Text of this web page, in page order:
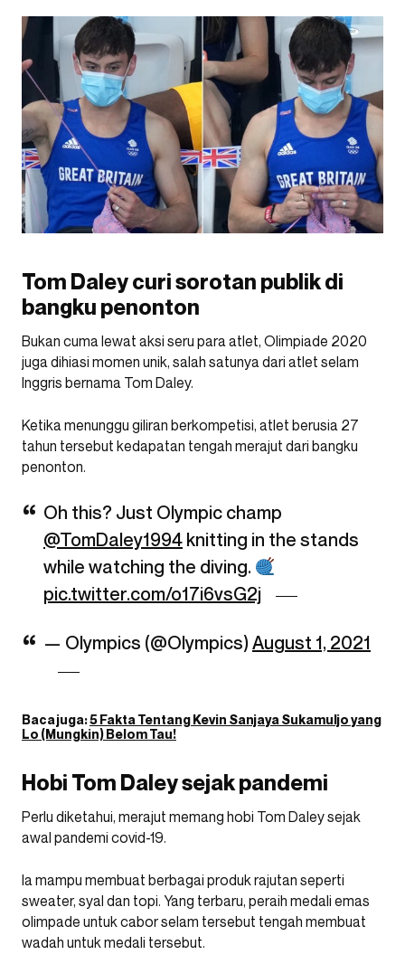
Tom Daley curi sorotan publik di
bangku penonton
Bukan cuma lewat aksi seru para atlet, Olimpiade 2020
juga dihiasi momen unik, salah satunya dari atlet selam
Inggris bernama Tom Daley.
Ketika menunggu giliran berkompetisi, atlet berusia 27
tahun tersebut kedapatan tengah merajut dari bangku
penonton.
Oh this? Just Olympic champ
@TomDaley1994 knitting in the stands
while watching the diving.
pic.twitter.com/o17i6vsG2j
— Olympics (@Olympics) August 1, 2021
Baca juga:5 Fakta Tentang Kevin Sanjaya Sukamuljo yang
Lo (Mungkin) Belom Tau!
Hobi Tom Daley sejak pandemi
Perlu diketahui, merajut memang hobi Tom Daley sejak
awal pandemi covid-19.
Ia mampu membuat berbagai produk rajutan seperti
sweater, syal dan topi. Yang terbaru, peraih medali emas
olimpade untuk cabor selam tersebut tengah membuat
wadah untuk medali tersebut.